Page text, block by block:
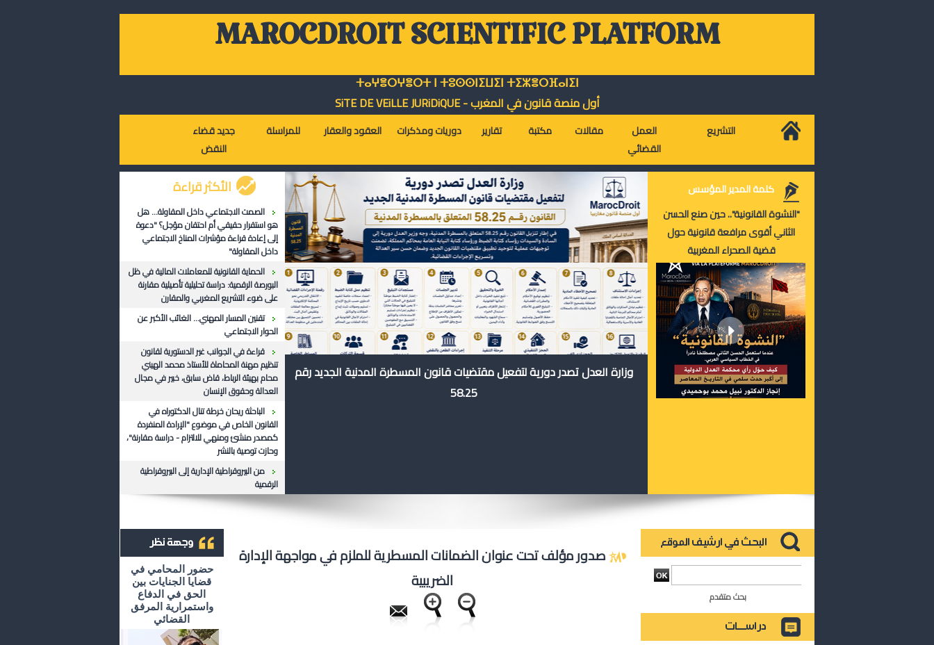
MAROCDROIT SCIENTIFIC PLATFORM
ⵜⴰⵖⴻⵔⵖⴻⵔⵜ ⵏ ⵜⵓⵙⵙⵏⵉⵡⵉⵏ ⵜⵉⵣⴻⵔⴼⴰⵏⵉⵏ
أول منصة قانون في المغرب - SiTE DE VEiLLE JURiDiQUE
جديد قضاء
النقض
للمراسلة العقود والعقار دوريات ومذكرات تقارير مكتبة مقالات
العمل
القضائي
التشريع
الأكثر قراءة
الصمت الاجتماعي داخل المقاولة... هل
هو استقرار حقيقي أم احتقان مؤجل؟ "دعوة
إلى إعادة قراءة مؤشرات المناخ الاجتماعي
داخل المقاولة"
الحماية القانونية للمعاملات المالية في ظل
البورصة الرقمية: دراسة تحليلية تأصيلية مقارنة
على ضوء التشريع المغربي والمقارن
تقنين المسار المهني... الغائب الأكبر عن
الحوار الاجتماعي
قراءة في الجوانب غير الدستورية لقانون
تنظيم مهنة المحاماة للأستاذ محمد الهيني
محام بهيئة الرباط، قاض سابق، خبير في مجال
العدالة وحقوق الإنسان
الباحثة ريحان خرطة تنال الدكتوراه في
القانون الخاص في موضوع "الإرادة المنفردة
كمصدر منشئ ومنهي للالتزام - دراسة مقارنة"،
وحازت توصية بالنشر
من البيروقراطية الإدارية إلى البيروقراطية
الرقمية
وزارة العدل تصدر دورية لتفعيل مقتضيات قانون المسطرة المدنية الجديد رقم
58.25
كلمة المدير المؤسس
"النشوة القانونية".. حين صنع الحسن
الثاني أقوى مرافعة قانونية حول
قضية الصحراء المغربية
حضور المحامي في
قضايا الجنايات بين
الحق في الدفاع
واستمرارية المرفق
القضائي
صدور مؤلف تحت عنوان الضمانات المسطرية للملزم في مواجهة الإدارة
الضريبية
بحث متقدم